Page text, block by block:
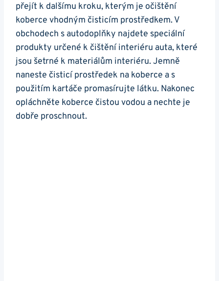
přejít k dalšímu kroku, kterým je očištění​
koberce vhodným čisticím prostředkem. V
obchodech s autodoplňky najdete speciální
produkty určené k čištění interiéru auta, které
jsou šetrné k materiálům ⁤interiéru. Jemně
naneste ​čisticí​ prostředek na koberce a s
použitím kartáče promasírujte látku.⁣ Nakonec
‍opláchněte koberce čistou vodou‍ a nechte je
dobře‍ proschnout.